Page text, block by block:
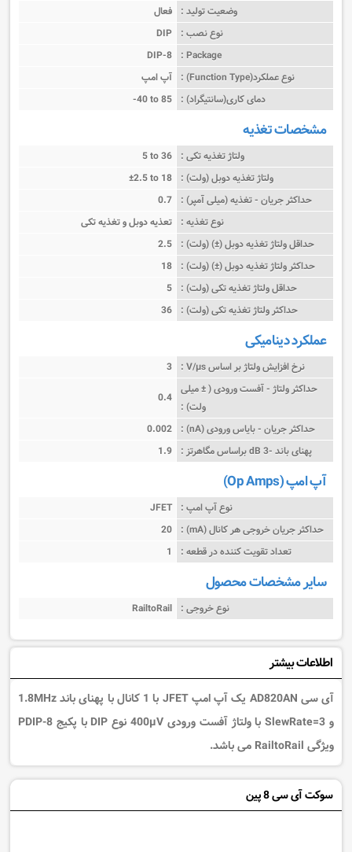
وضعیت تولید : فعال
نوع نصب : DIP
Package :
DIP-8
نوع عملکرد(Function Type) :
آپ امپ
دمای کاری(سانتیگراد) : -40 to 85
مشخصات تغذیه
ولتاژ تغذیه تکی : 5 to 36
ولتاژ تغذیه دوبل (ولت) : ±2.5 to 18
حداکثر جریان - تغذیه (میلی آمپر) : 0.7
نوع تغذیه : تعذیه دوبل و تغذیه تکی
حداقل ولتاژ تغذیه دوبل (±) (ولت) : 2.5
حداکثر ولتاژ تغذیه دوبل (±) (ولت) : 18
حداقل ولتاژ تغذیه تکی (ولت) : 5
حداکثر ولتاژ تغذیه تکی (ولت) : 36
عملکرد دینامیکی
نرخ افزایش ولتاژ بر اساس V/µs :
3
حداکثر ولتاژ - آفست ورودی ( ± میلی
ولت) :
0.4
حداکثر جریان - بایاس ورودی (nA) :
0.002
پهنای باند -3 dB براساس مگاهرتز :
1.9
آپ امپ (Op Amps)
نوع آپ امپ : JFET
حداکثر جریان خروجی هر کانال (mA) :
20
تعداد تقویت کننده در قطعه :
1
سایر مشخصات محصول
نوع خروجی : RailtoRail
اطلاعات بیشتر
آی سی AD820AN یک آپ امپ JFET با 1 کانال با پهنای باند 1.8MHz
و SlewRate=3 با ولتاژ آفست ورودی 400µV نوع DIP با پکیج 8-PDIP
ویژگی RailtoRail می باشد.
سوکت آی سی 8 پین